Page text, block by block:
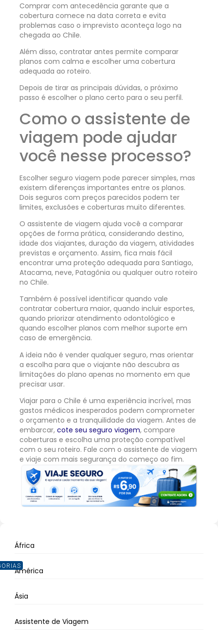
Comprar com antecedência garante que a
cobertura comece na data correta e evita
problemas caso o imprevisto aconteça logo na
chegada ao Chile.
Além disso, contratar antes permite comparar
planos com calma e escolher uma cobertura
adequada ao roteiro.
Depois de tirar as principais dúvidas, o próximo
passo é escolher o plano certo para o seu perfil.
Como o assistente de
viagem pode ajudar
você nesse processo?
Escolher seguro viagem pode parecer simples, mas
existem diferenças importantes entre os planos.
Dois seguros com preços parecidos podem ter
limites, exclusões e coberturas muito diferentes.
O assistente de viagem ajuda você a comparar
opções de forma prática, considerando destino,
idade dos viajantes, duração da viagem, atividades
previstas e orçamento. Assim, fica mais fácil
encontrar uma proteção adequada para Santiago,
Atacama, neve, Patagônia ou qualquer outro roteiro
no Chile.
Também é possível identificar quando vale
contratar cobertura maior, quando incluir esportes,
quando priorizar atendimento odontológico e
quando escolher planos com melhor suporte em
caso de emergência.
A ideia não é vender qualquer seguro, mas orientar
a escolha para que o viajante não descubra as
limitações do plano apenas no momento em que
precisar usar.
Viajar para o Chile é uma experiência incrível, mas
gastos médicos inesperados podem comprometer
o orçamento e a tranquilidade da viagem. Antes de
embarcar, cote seu seguro viagem, compare
coberturas e escolha uma proteção compatível
com o seu roteiro. Fale com o assistente de viagem
e viaje com mais segurança do começo ao fim.
África
América
Ásia
Assistente de Viagem